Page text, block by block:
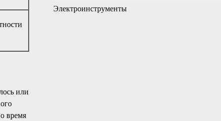
или
время
Электроинструменты